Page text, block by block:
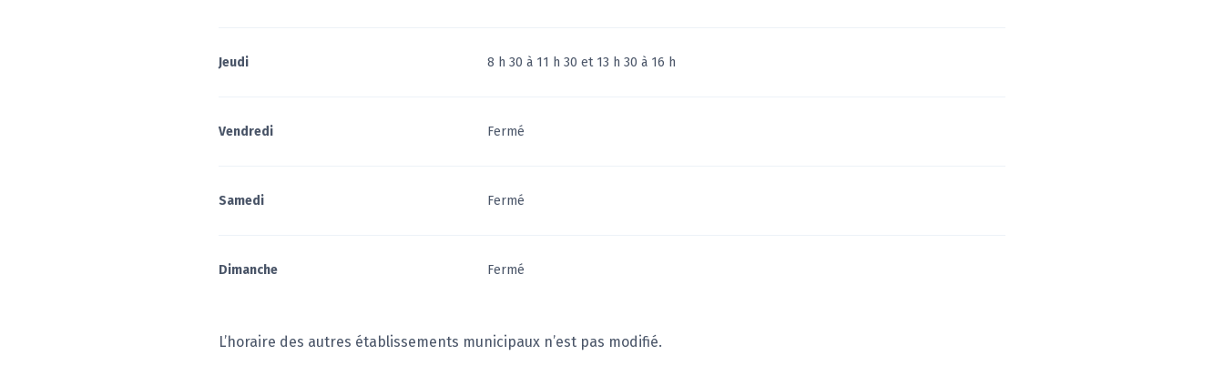
Jeudi 8 h 30 à 11 h 30 et 13 h 30 à 16 h
Vendredi Fermé
Samedi Fermé
Dimanche Fermé
L’horaire des autres établissements municipaux n’est pas modifié.